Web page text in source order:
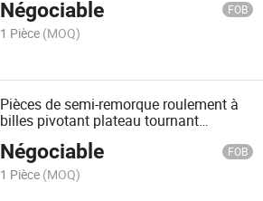
Type 16/850
Négociable FOB
1 Pièce (MOQ)
Pièces de semi-remorque roulement à
billes pivotant plateau tournant
Négociable FOB
1 Pièce (MOQ)